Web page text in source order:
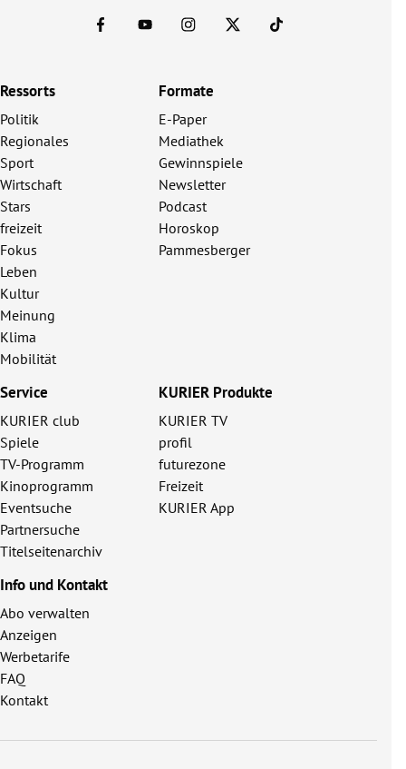
Ressorts
Politik
Regionales
Sport
Wirtschaft
Stars
freizeit
Fokus
Leben
Kultur
Meinung
Klima
Mobilität
Formate
E-Paper
Mediathek
Gewinnspiele
Newsletter
Podcast
Horoskop
Pammesberger
Service
KURIER club
Spiele
TV-Programm
Kinoprogramm
Eventsuche
Partnersuche
Titelseitenarchiv
KURIER Produkte
KURIER TV
profil
futurezone
Freizeit
KURIER App
Info und Kontakt
Abo verwalten
Anzeigen
Werbetarife
FAQ
Kontakt